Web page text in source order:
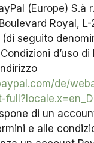
(Europe) S.à
Royal,
seguito
d’uso di
de/
di un
e alle